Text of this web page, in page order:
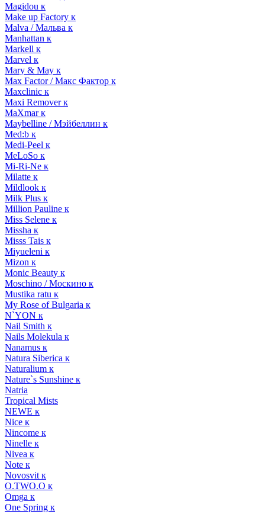
Magidou к
Make up Factory к
Malva / Мальва к
Manhattan к
Markell к
Marvel к
Mary & May к
Max Factor / Макс Фактор к
Maxclinic к
Maxi Remover к
MaXmar к
Maybelline / Мэйбеллин к
Med:b к
Medi-Peel к
MeLoSo к
Mi-Ri-Ne к
Milatte к
Mildlook к
Milk Plus к
Million Pauline к
Miss Selene к
Missha к
Misss Tais к
Miyueleni к
Mizon к
Monic Beauty к
Moschino / Москино к
Mustika ratu к
My Rose of Bulgaria к
N`YON к
Nail Smith к
Nails Molekula к
Nanamus к
Natura Siberica к
Naturalium к
Nature`s Sunshine к
Natria
Tropical Mists
NEWE к
Nice к
Nincome к
Ninelle к
Nivea к
Note к
Novosvit к
O.TWO.O к
Omga к
One Spring к